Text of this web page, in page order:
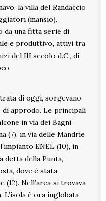
la villa del Randaccio
(mansio).
una fitta serie di
e produttivo, attivi tra
del III secolo d.C., di
di oggi, sorgevano
approdo. Le principali
in via dei Bagni
(7), in via delle Mandrie
ENEL (10), in
detta della Punta,
dove è stata
(12). Nell’area si trovava
L’isola è ora inglobata